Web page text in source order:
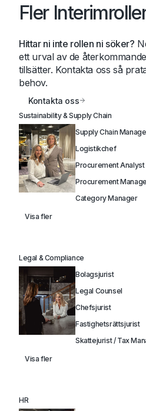
Fler
Hittar ni inte rollen ni söker?
ett urval av de
tillsätter. Kontakta oss så
behov.
Kontakta oss
Sustainability & Supply Chain
Supply Chain
Logistikchef
Procurement Analyst
Procurement
Category Manager
Visa fler
Legal & Compliance
Bolagsjurist
Legal Counsel
Chefsjurist
Fastighetsrättsjurist
Skattejurist / Tax
Visa fler
HR